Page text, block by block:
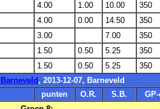
4.00 1.00 10.00
350
4.00 0.00 14.50
350
3.00 7.00
350
1.50 0.50 5.25
350
1.50 0.50 5.25
350
, 2013-12-07, Barneveld
punten O.R. S.B.